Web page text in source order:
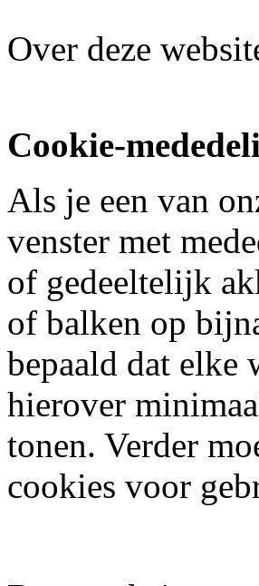
Over deze
Cookie-
Als je een van
venster met
of gedeeltelijk
of balken op
bepaald dat elke
hierover
tonen. Verder
cookies voor